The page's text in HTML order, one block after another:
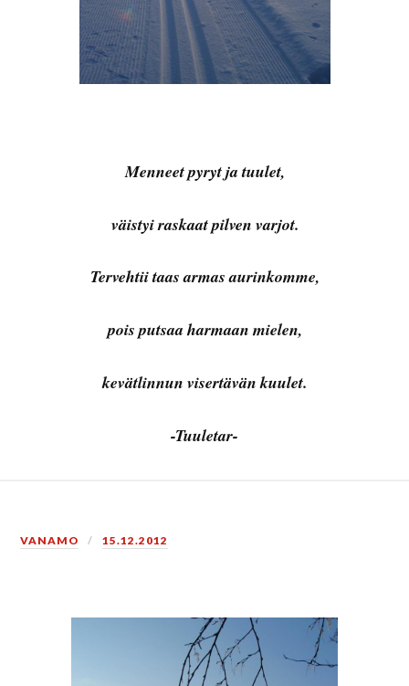
Menneet pyryt ja tuulet,
väistyi raskaat pilven varjot.
Tervehtii taas armas aurinkomme,
pois putsaa harmaan mielen,
kevätlinnun visertävän kuulet.
-Tuuletar-
VANAMO 15.12.2012